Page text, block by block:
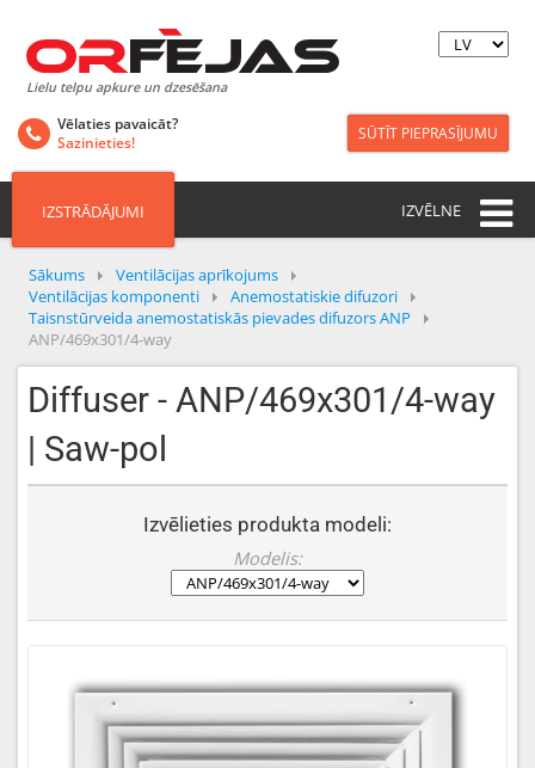
Lielu telpu apkure un dzesēšana
Vēlaties pavaicāt?
Sazinieties!
SŪTĪT PIEPRASĪJUMU
IZSTRĀDĀJUMI IZVĒLNE
Sākums
Ventilācijas aprīkojums
Ventilācijas komponenti
Anemostatiskie difuzori
Taisnstūrveida anemostatiskās pievades difuzors ANP
ANP/469x301/4-way
Diffuser - ANP/469x301/4-way
| Saw-pol
Izvēlieties produkta modeli:
Modelis: